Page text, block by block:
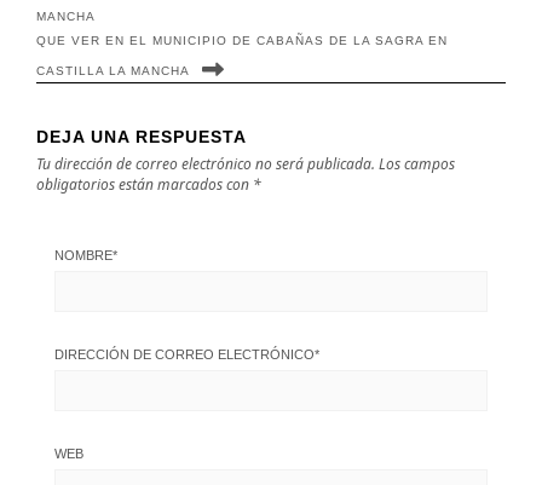
MANCHA
QUE VER EN EL MUNICIPIO DE CABAÑAS DE LA SAGRA EN
CASTILLA LA MANCHA
DEJA UNA RESPUESTA
Tu dirección de correo electrónico no será publicada. Los campos
obligatorios están marcados con *
NOMBRE*
DIRECCIÓN DE CORREO ELECTRÓNICO*
WEB